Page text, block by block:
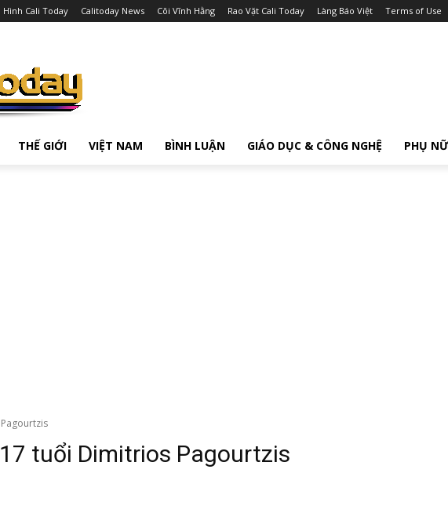
Hình Cali Today Calitoday News Cõi Vĩnh Hằng Rao Vặt Cali Today Làng Báo Việt Terms of Use
THẾ GIỚI VIỆT NAM BÌNH LUẬN GIÁO DỤC & CÔNG NGHỆ PHỤ NỮ
tuổi Dimitrios Pagourtzis